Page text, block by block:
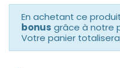
En achetant ce
bonus grâce à notre
Votre panier totalisera